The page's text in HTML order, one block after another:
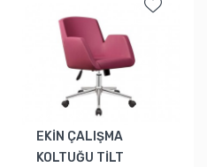
EKİN ÇALIŞMA
KOLTUĞU TİLT